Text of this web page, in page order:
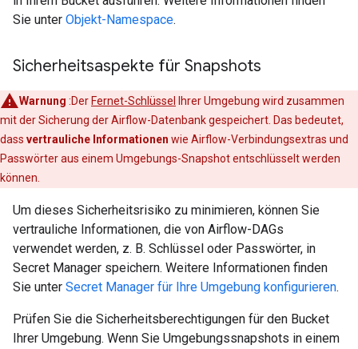
Sie unter Objekt-Namespace.
Sicherheitsaspekte für Snapshots
Warnung :Der Fernet-Schlüssel
Ihrer Umgebung wird zusammen
mit der Sicherung der Airflow-Datenbank gespeichert. Das bedeutet,
dass vertrauliche Informationen wie Airflow-Verbindungsextras und
Passwörter aus einem Umgebungs-Snapshot entschlüsselt werden
können.
Um dieses Sicherheitsrisiko zu minimieren, können Sie
vertrauliche Informationen, die von Airflow-DAGs
verwendet werden, z. B. Schlüssel oder Passwörter, in
Secret Manager speichern. Weitere Informationen finden
Sie unter Secret Manager für Ihre Umgebung konfigurieren.
Prüfen Sie die Sicherheitsberechtigungen für den Bucket
Ihrer Umgebung. Wenn Sie Umgebungssnapshots in einem